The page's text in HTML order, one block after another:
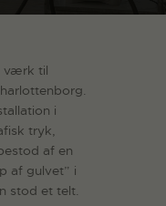
værk til
i
tryk,
af en
af gulvet” i
stod et telt.